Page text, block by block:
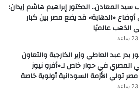
سيد المعادن.. الدكتور إبراهيم هاشم زيدان:
أوضاع «الدهابة» قد يضع مصر بين كبار
الذهب عالميًا
بدر عبد العاطي وزير الخارجية والتعاون
المصري في حوار خاص لـ«أفرو نيوز